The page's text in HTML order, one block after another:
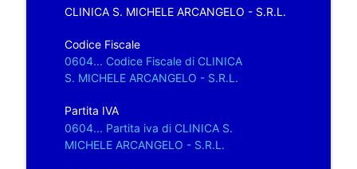
CLINICA S. MICHELE ARCANGELO - S.R.L.
Codice Fiscale
0604... Codice Fiscale di CLINICA
S. MICHELE ARCANGELO - S.R.L.
Partita IVA
0604... Partita iva di CLINICA S.
MICHELE ARCANGELO - S.R.L.